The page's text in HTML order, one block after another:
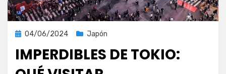
Publicada
04/06/2024 Japón
IMPERDIBLES DE TOKIO: